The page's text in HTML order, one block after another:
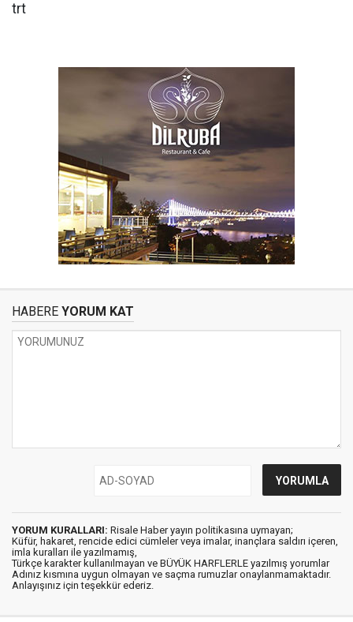
trt
HABERE YORUM KAT
YORUM KURALLARI: Risale Haber yayın politikasına uymayan;
Küfür, hakaret, rencide edici cümleler veya imalar, inançlara saldırı içeren,
imla kuralları ile yazılmamış,
Türkçe karakter kullanılmayan ve BÜYÜK HARFLERLE yazılmış yorumlar
Adınız kısmına uygun olmayan ve saçma rumuzlar onaylanmamaktadır.
Anlayışınız için teşekkür ederiz.